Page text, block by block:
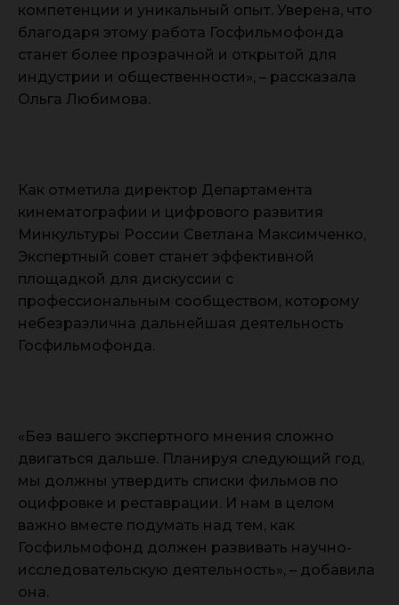
компетенции и уникальный опыт. Уверена, что
благодаря этому работа Госфильмофонда
станет более прозрачной и открытой для
индустрии и общественности», – рассказала
Ольга Любимова.
Как отметила директор Департамента
кинематографии и цифрового развития
Минкультуры России Светлана Максимченко,
Экспертный совет станет эффективной
площадкой для дискуссии с
профессиональным сообществом, которому
небезразлична дальнейшая деятельность
Госфильмофонда.
«Без вашего экспертного мнения сложно
двигаться дальше. Планируя следующий год,
мы должны утвердить списки фильмов по
оцифровке и реставрации. И нам в целом
важно вместе подумать над тем, как
Госфильмофонд должен развивать научно-
исследовательскую деятельность», – добавила
она.